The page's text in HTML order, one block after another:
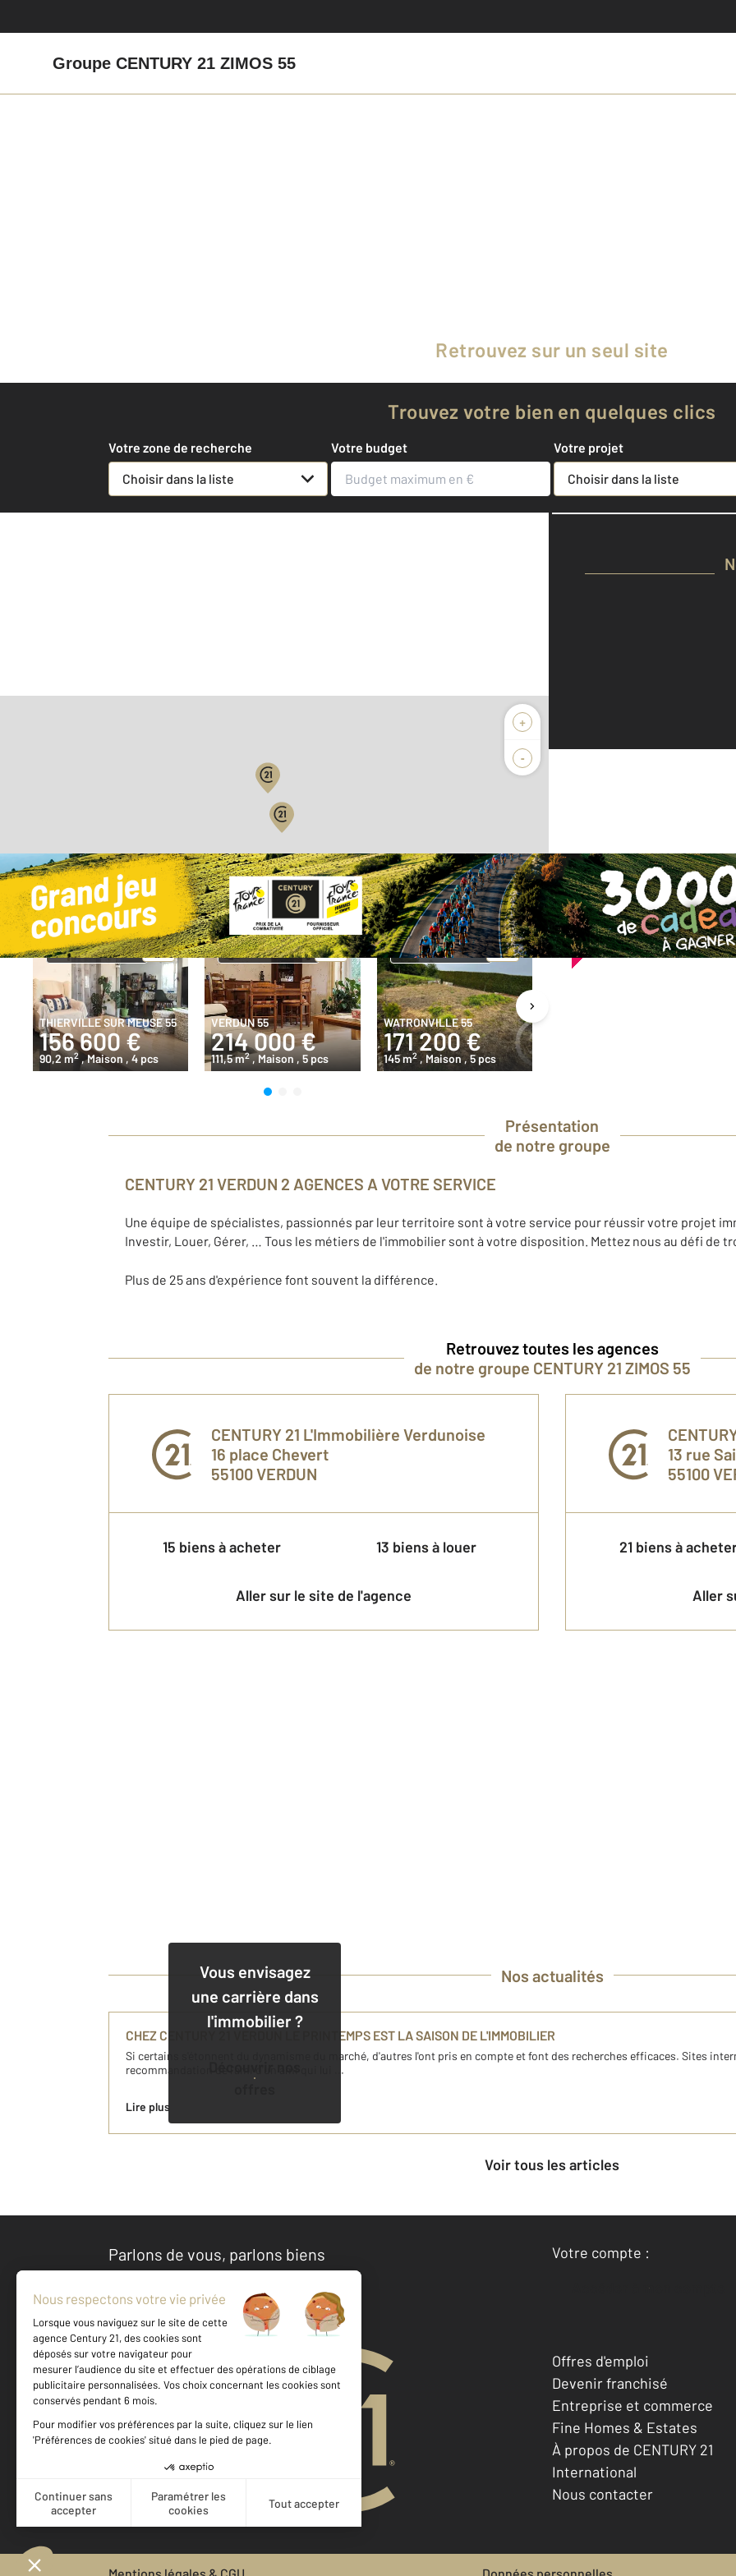
Groupe CENTURY 21 ZIMOS 55
Retrouvez sur un seul site
les biens de 2 agences
Trouvez votre bien en quelques clics
Votre zone de recherche
Choisir dans la liste
Votre budget
Votre projet
Choisir dans la liste
+
-
500 m ©Mappy
Les coups de coeurde nos agences
Exclusivité
THIERVILLE SUR MEUSE 55
156 600 €
90,2 m2 , Maison, 4 pcs
Exclusivité
VERDUN 55
214 000 €
111,5 m2 , Maison, 5 pcs
Exclusivité
WATRONVILLE 55
171 200 €
145 m2 , Maison, 5 pcs
Vendu
Présentation
de notre groupe
CENTURY 21 VERDUN 2 AGENCES A VOTRE SERVICE
Une équipe de spécialistes, passionnés par leur territoire sont à votre service pour réussir votre projet
Investir, Louer, Gérer, … Tous les métiers de l'immobilier sont à votre disposition. Mettez nous au défi de
Plus de 25 ans d'expérience font souvent la différence.
Retrouvez toutes les agences
de notre groupe CENTURY 21 ZIMOS 55
CENTURY 21 L'Immobilière Verdunoise
16 place Chevert
55100VERDUN
15 biens à acheter 13 biens à louer
Aller sur le site de l'agence
13 rue
55100
21 biens à
Aller
Vous envisagez
une carrière dans
l'immobilier ?
Nos actualités
CHEZ CENTURY 21 VERDUN LE PRINTEMPS EST LA SAISON DE L'IMMOBILIER
Si certains s'étonnent du dynamisme du marché, d'autres l'ont pris en compte et font des recherches efficaces. Sites
recommandation de l'ami d'un ami qui lui ...
Lire plus
Voir tous les articles
Parlons de vous, parlons biens
Votre compte :
Accéder à mon compte
Offres d'emploi
Devenir franchisé
Entreprise et commerce
Fine Homes & Estates
À propos de CENTURY 21
International
Nous contacter